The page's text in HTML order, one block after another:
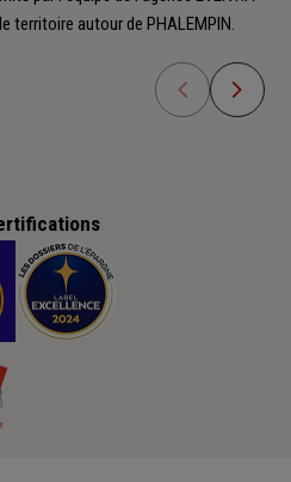
territoire autour de PHALEMPIN.